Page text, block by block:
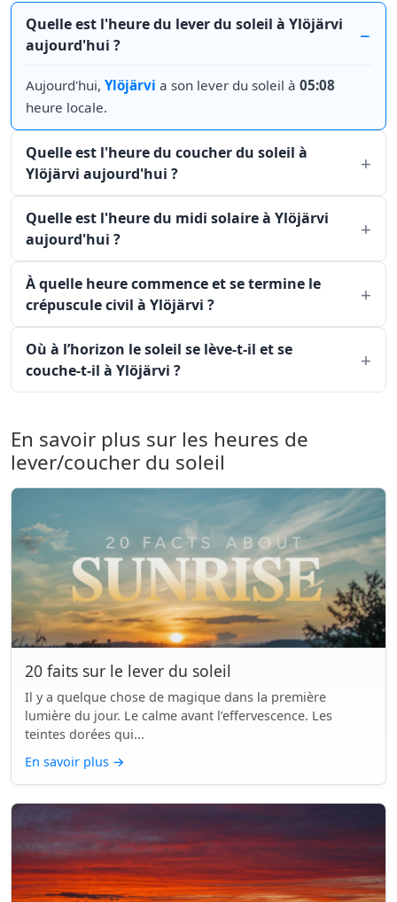
Quelle est l'heure du lever du soleil à Ylöjärvi
aujourd'hui ?
Aujourd'hui, Ylöjärvi a son lever du soleil à 05:08
heure locale.
Quelle est l'heure du coucher du soleil à
Ylöjärvi aujourd'hui ?
Quelle est l'heure du midi solaire à Ylöjärvi
aujourd'hui ?
À quelle heure commence et se termine le
crépuscule civil à Ylöjärvi ?
Où à l’horizon le soleil se lève-t-il et se
couche-t-il à Ylöjärvi ?
En savoir plus sur les heures de
lever/coucher du soleil
20 faits sur le lever du soleil
Il y a quelque chose de magique dans la première
lumière du jour. Le calme avant l’effervescence. Les
teintes dorées qui...
En savoir plus →